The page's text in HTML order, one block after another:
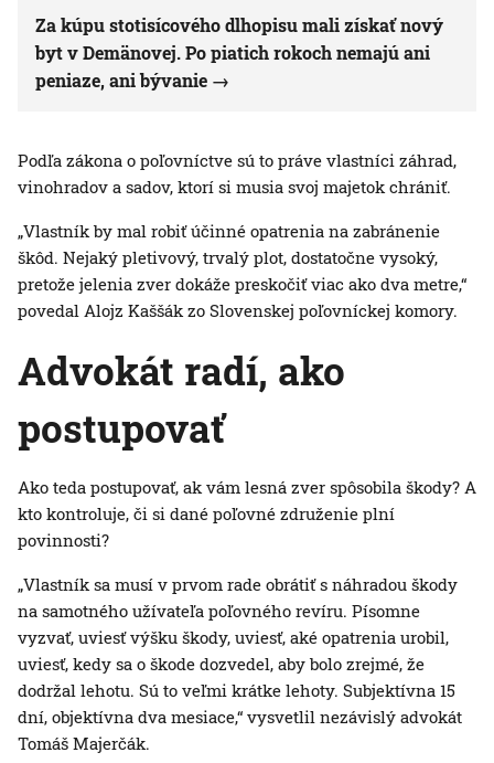
Za kúpu stotisícového dlhopisu mali získať nový
byt v Demänovej. Po piatich rokoch nemajú ani
peniaze, ani bývanie
Podľa zákona o poľovníctve sú to práve vlastníci záhrad,
vinohradov a sadov, ktorí si musia svoj majetok chrániť.
„Vlastník by mal robiť účinné opatrenia na zabránenie
škôd. Nejaký pletivový, trvalý plot, dostatočne vysoký,
pretože jelenia zver dokáže preskočiť viac ako dva metre,“
povedal Alojz Kaššák zo Slovenskej poľovníckej komory.
Advokát radí, ako
postupovať
Ako teda postupovať, ak vám lesná zver spôsobila škody? A
kto kontroluje, či si dané poľovné združenie plní
povinnosti?
„Vlastník sa musí v prvom rade obrátiť s náhradou škody
na samotného užívateľa poľovného revíru. Písomne
vyzvať, uviesť výšku škody, uviesť, aké opatrenia urobil,
uviesť, kedy sa o škode dozvedel, aby bolo zrejmé, že
dodržal lehotu. Sú to veľmi krátke lehoty. Subjektívna 15
dní, objektívna dva mesiace,“ vysvetlil nezávislý advokát
Tomáš Majerčák.